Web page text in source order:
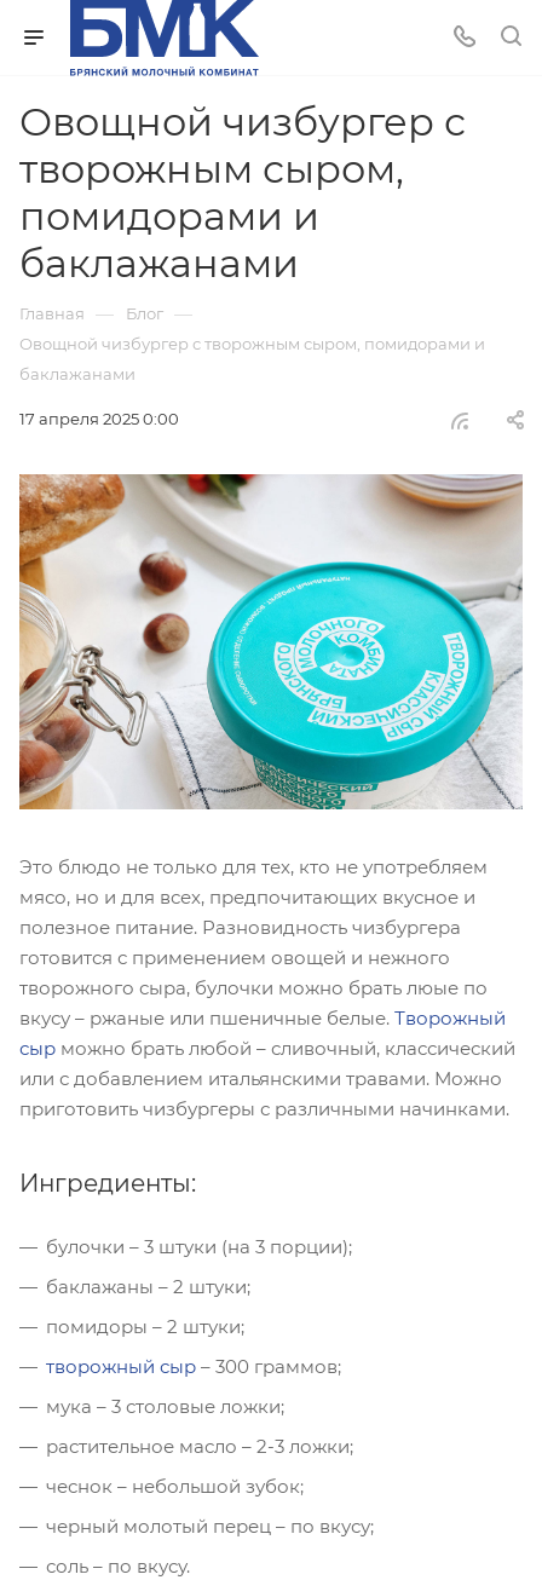
Овощной чизбургер с
творожным сыром,
помидорами и
баклажанами
Главная — Блог —
Овощной чизбургер с творожным сыром, помидорами и
баклажанами
17 апреля 2025 0:00
Это блюдо не только для тех, кто не употребляем
мясо, но и для всех, предпочитающих вкусное и
полезное питание. Разновидность чизбургера
готовится с применением овощей и нежного
творожного сыра, булочки можно брать люые по
вкусу – ржаные или пшеничные белые. Творожный
сыр можно брать любой – сливочный, классический
или с добавлением итальянскими травами. Можно
приготовить чизбургеры с различными начинками.
Ингредиенты:
булочки – 3 штуки (на 3 порции);
баклажаны – 2 штуки;
помидоры – 2 штуки;
творожный сыр – 300 граммов;
мука – 3 столовые ложки;
растительное масло – 2-3 ложки;
чеснок – небольшой зубок;
черный молотый перец – по вкусу;
соль – по вкусу.